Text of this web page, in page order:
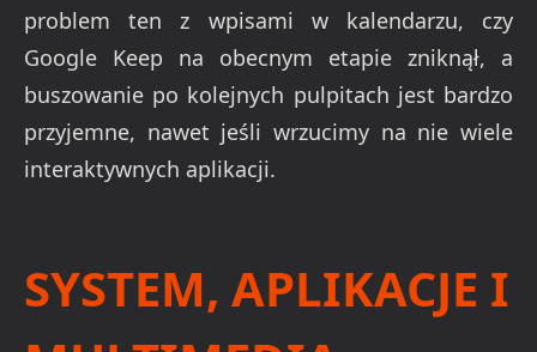
problem ten z wpisami w kalendarzu, czy
Google Keep na obecnym etapie zniknął, a
buszowanie po kolejnych pulpitach jest bardzo
przyjemne, nawet jeśli wrzucimy na nie wiele
interaktywnych aplikacji.
SYSTEM, APLIKACJE I